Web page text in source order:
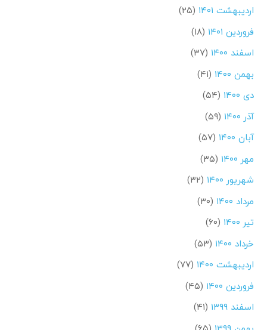
اردیبهشت ۱۴۰۱
(۲۵)
فروردین ۱۴۰۱
(۱۸)
اسفند ۱۴۰۰
(۳۷)
بهمن ۱۴۰۰
(۴۱)
دی ۱۴۰۰
(۵۴)
آذر ۱۴۰۰
(۵۹)
آبان ۱۴۰۰
(۵۷)
مهر ۱۴۰۰
(۳۵)
شهریور ۱۴۰۰
(۳۲)
مرداد ۱۴۰۰
(۳۰)
تیر ۱۴۰۰
(۶۰)
خرداد ۱۴۰۰
(۵۳)
اردیبهشت ۱۴۰۰
(۷۷)
فروردین ۱۴۰۰
(۴۵)
اسفند ۱۳۹۹
(۴۱)